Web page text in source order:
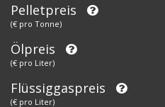
Pelletpreis
(€ pro Tonne)
Ölpreis
(€ pro Liter)
Flüssiggaspreis
(€ pro Liter)